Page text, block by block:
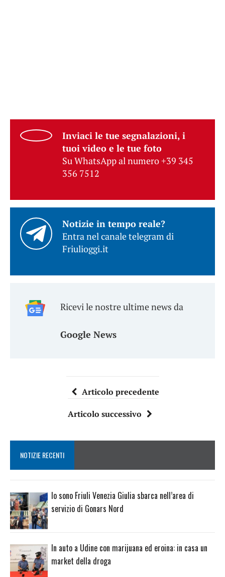
Inviaci le tue segnalazioni, i
tuoi video e le tue foto
Su WhatsApp al numero +39 345
356 7512
Notizie in tempo reale?
Entra nel canale telegram di
Friulioggi.it
Ricevi le nostre ultime news da
Google News
Articolo precedente
Articolo successivo
NOTIZIE RECENTI
Io sono Friuli Venezia Giulia sbarca nell’area di
servizio di Gonars Nord
In auto a Udine con marijuana ed eroina: in casa un
market della droga